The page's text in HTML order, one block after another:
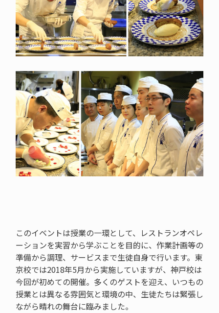
このイベントは授業の一環として、レストランオペレ
ーションを実習から学ぶことを目的に、作業計画等の
準備から調理、サービスまで生徒自身で行います。東
京校では2018年5月から実施していますが、神戸校は
今回が初めての開催。多くのゲストを迎え、いつもの
授業とは異なる雰囲気と環境の中、生徒たちは緊張し
ながら晴れの舞台に臨みました。